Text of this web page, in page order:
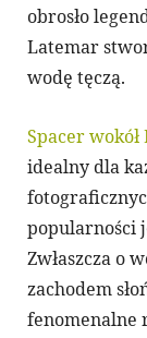
obrosło
Latemar
wodę tęczą.
Spacer wokół
idealny dla
popularności
Zwłaszcza o
zachodem
fenomenalne